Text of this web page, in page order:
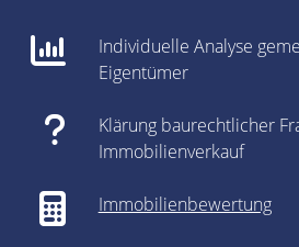
Individuelle Analyse
Eigentümer
Klärung baurechtlicher
Immobilienverkauf
Immobilienbewertung